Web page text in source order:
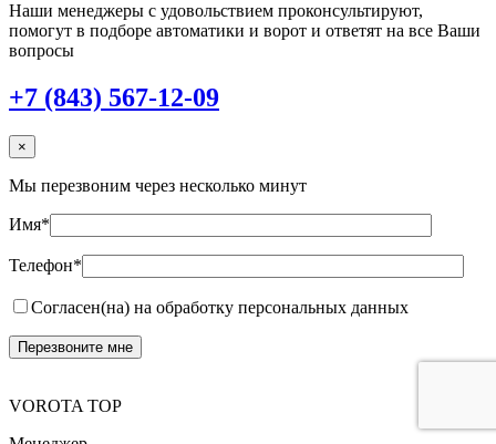
Наши менеджеры с удовольствием проконсультируют,
помогут в подборе автоматики и ворот и ответят на все Ваши
вопросы
+7 (843) 567-12-09
×
Мы перезвоним через несколько минут
Имя*
Телефон*
Согласен(на) на обработку персональных данных
VOROTA TOP